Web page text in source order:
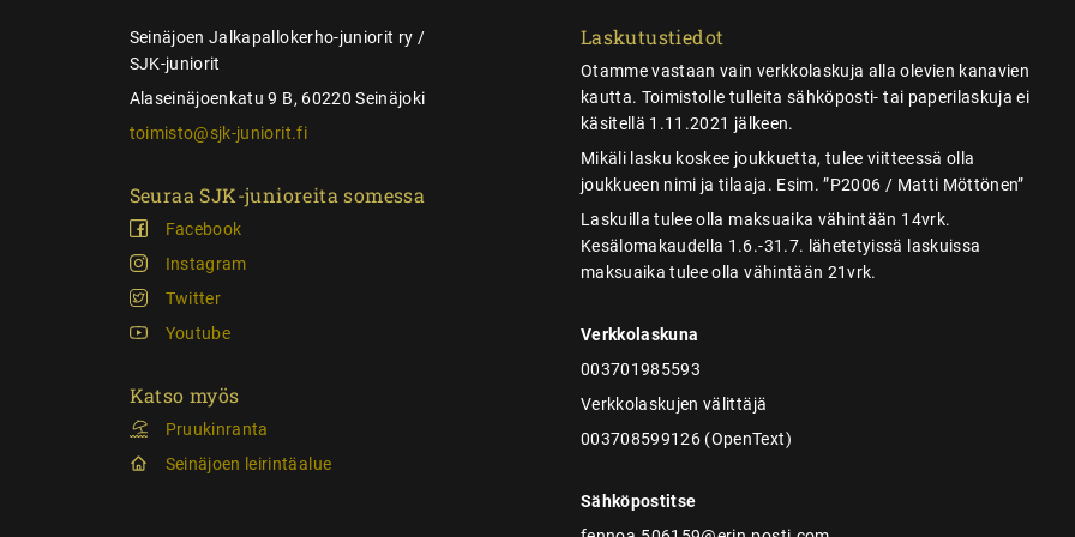
Seinäjoen Jalkapallokerho-juniorit ry /
SJK-juniorit
Alaseinäjoenkatu 9 B, 60220 Seinäjoki
toimisto@sjk-juniorit.fi
Seuraa SJK-junioreita somessa
Facebook
Instagram
Twitter
Youtube
Katso myös
Pruukinranta
Seinäjoen leirintäalue
Laskutustiedot
Otamme vastaan vain verkkolaskuja alla olevien kanavien
kautta. Toimistolle tulleita sähköposti- tai paperilaskuja ei
käsitellä 1.11.2021 jälkeen.
Mikäli lasku koskee joukkuetta, tulee viitteessä olla
joukkueen nimi ja tilaaja. Esim. ”P2006 / Matti Möttönen”
Laskuilla tulee olla maksuaika vähintään 14vrk.
Kesälomakaudella 1.6.-31.7. lähetetyissä laskuissa
maksuaika tulee olla vähintään 21vrk.
Verkkolaskuna
003701985593
Verkkolaskujen välittäjä
003708599126 (OpenText)
Sähköpostitse